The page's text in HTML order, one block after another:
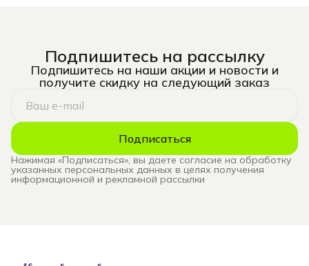
Подпишитесь на рассылку
Подпишитесь на наши акции и новости и
получите скидку на следующий заказ
Подписаться
Нажимая «Подписаться», вы даете согласие на обработку
указанных персональных данных в целях получения
информационной и рекламной рассылки